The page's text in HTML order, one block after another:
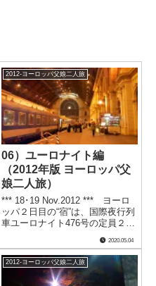
2012-ヨーロッパ父娘二人旅
06）ユーロナイト編
（2012年版 ヨーロッパ父
娘二人旅）
*** 18･19 Nov.2012 *** ヨーロ
ッパ２日目の“宿”は、国際夜行列
車ユーロナイト476号の定員２名
の個室寝台です。日本出国前か
ら早割チケットを入手していた
ので、乗車券・寝台券・朝食全
て込みで一人69ユーロと激安で
す！ 始発.....
2020.05.04
2012-ヨーロッパ父娘二人旅